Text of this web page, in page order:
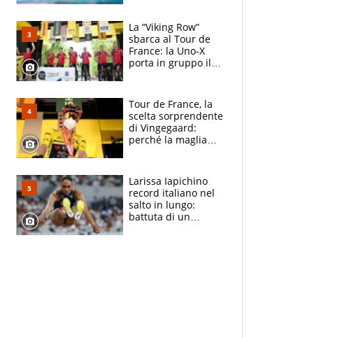
mirino
La “Viking Row”
sbarca al Tour de
France: la Uno-X
porta in gruppo il
compagni
Tour de France, la
scelta sorprendente
di Vingegaard:
perché la maglia
rischio da evitare
Larissa Iapichino
record italiano nel
salto in lungo:
battuta di un